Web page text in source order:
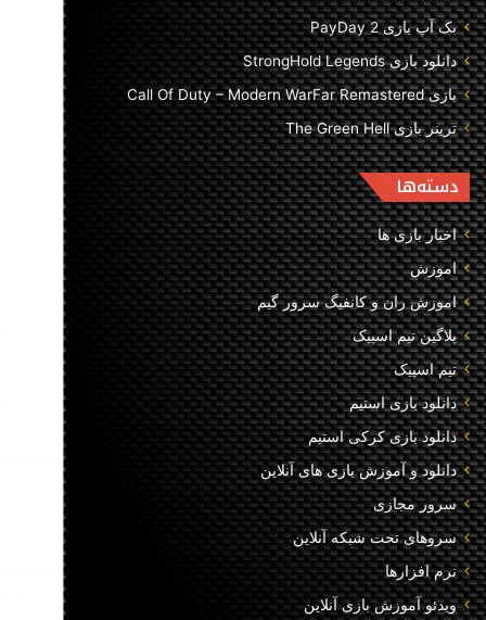
بک آپ بازی PayDay 2
دانلود بازی StrongHold Legends
بازی Call Of Duty – Modern WarFar Remastered
ترینر بازی The Green Hell
دسته‌ها
اخبار بازی ها
اموزش
اموزش ران و کانفیگ سرور گیم
پلاگین تیم اسپیک
تیم اسپیک
دانلود بازی استیم
دانلود بازی کرکی استیم
دانلود و آموزش بازی های آنلاین
سرور مجازی
سروهای تحت شبکه آنلاین
نرم افزارها
ویدئو آموزش بازی آنلاین